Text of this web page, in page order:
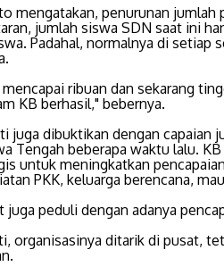
mengatakan, penurunan jumlah
jumlah siswa SDN saat ini
Padahal, normalnya di setiap
ribuan dan sekarang
KB berhasil," bebernya.
juga dibuktikan dengan capaian
Tengah beberapa waktu lalu.
untuk meningkatkan
PKK, keluarga berencana,
juga peduli dengan adanya
organisasinya ditarik di pusat,